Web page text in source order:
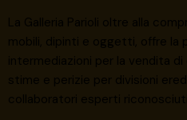
La Galleria Parioli oltre alla
mobili, dipinti e oggetti, offre la
intermediazioni per la vendita di
stime e perizie per divisioni
collaboratori esperti